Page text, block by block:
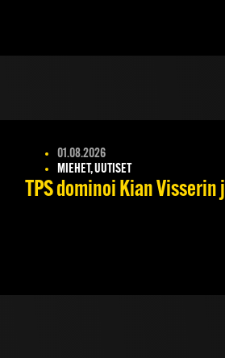
01.08.2026
MIEHET, UUTISET
TPS dominoi Kian